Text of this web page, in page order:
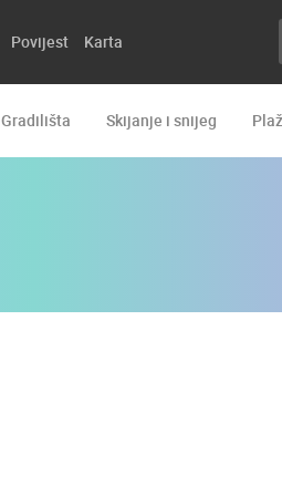
Povijest Karta
Gradilišta Skijanje i snijeg